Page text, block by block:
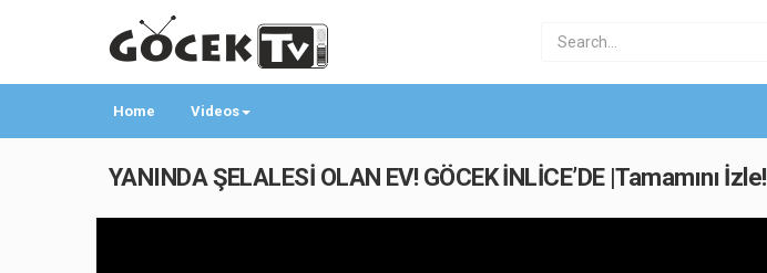
Home Videos
YANINDA ŞELALESİ OLAN EV! GÖCEK İNLİCE’DE |Tamamını İzle!